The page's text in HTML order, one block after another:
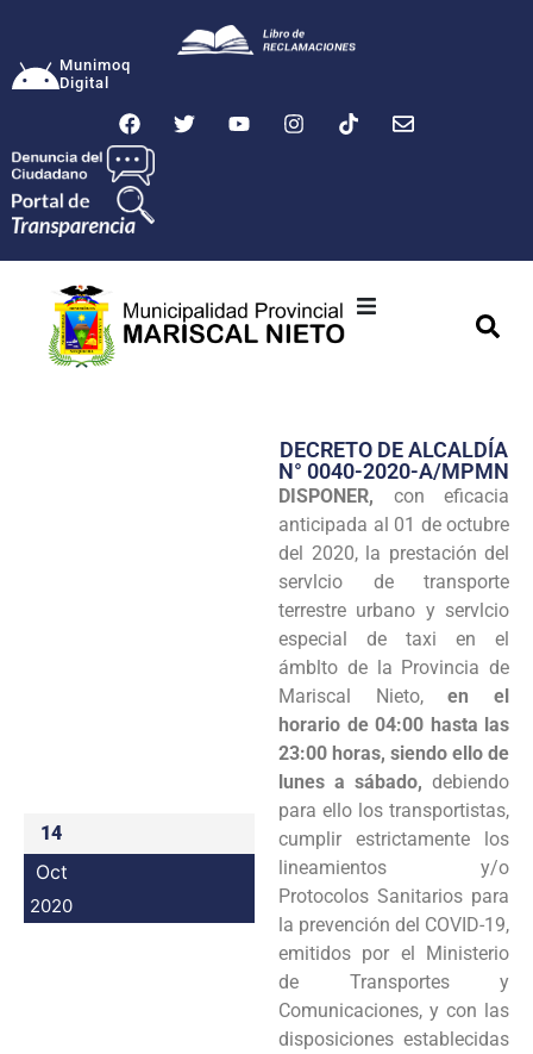
Munimoq
Digital
Transparencia
Seguridad
Programas
Intranet
14
Oct
2020
DECRETO DE ALCALDÍA
N° 0040-2020-A/MPMN
DISPONER, con eficacia
anticipada al 01 de octubre
del 2020, la prestación del
servlcio de transporte
terrestre urbano y servlcio
especial de taxi en el
ámblto de la Provincia de
Mariscal Nieto,en el
horario de 04:00 hasta las
23:00 horas, siendo ello de
lunes a sábado, debiendo
para ello los transportistas,
cumplir estrictamente los
lineamientos y/o
Protocolos Sanitarios para
la prevención del COVID-19,
emitidos por el Ministerio
de Transportes y
Comunicaciones, y con las
disposiciones establecidas